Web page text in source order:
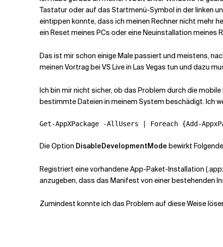
Verwandte Themen
Tastatur oder auf das Startmenü-Symbol in der linken
eintippen konnte, dass ich meinen Rechner nicht mehr
ein Reset meines PCs oder eine Neuinstallation meines
Das ist mir schon einige Male passiert und meistens,
meinen Vortrag bei VS Live in Las Vegas tun und dazu
Ich bin mir nicht sicher, ob das Problem durch die
bestimmte Dateien in meinem System beschädigt. Ich
Get-AppXPackage -AllUsers | Foreach {Add-
Die Option DisableDevelopmentMode bewirkt
Registriert eine vorhandene App-Paket-Installation
anzugeben, dass das Manifest von einer bestehenden
Zumindest konnte ich das Problem auf diese Weise